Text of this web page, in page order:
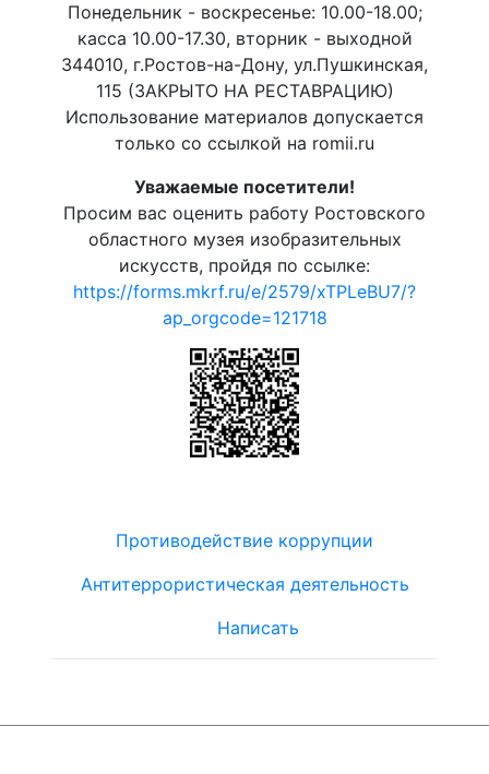
Понедельник - воскресенье: 10.00-18.00;
касса 10.00-17.30, вторник - выходной
344010, г.Ростов-на-Дону, ул.Пушкинская,
115 (ЗАКРЫТО НА РЕСТАВРАЦИЮ)
Использование материалов допускается
только со ссылкой на romii.ru
Уважаемые посетители!
Просим вас оценить работу Ростовского
областного музея изобразительных
искусств, пройдя по ссылке:
https://forms.mkrf.ru/e/2579/xTPLeBU7/?
ap_orgcode=121718
Противодействие коррупции
Антитеррористическая деятельность
Написать